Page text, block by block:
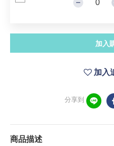
加入
加入
分享到
商品描述